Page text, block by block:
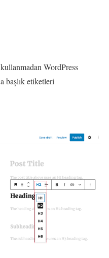
WordPress
başlık etiketleri